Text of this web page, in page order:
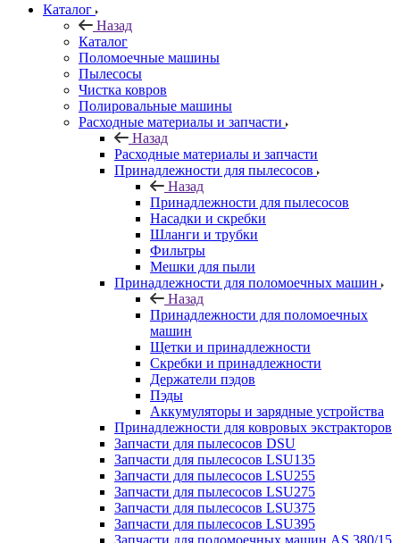
Каталог
Назад
Каталог
Поломоечные машины
Пылесосы
Чистка ковров
Полировальные машины
Расходные материалы и запчасти
Назад
Расходные материалы и запчасти
Принадлежности для пылесосов
Назад
Принадлежности для пылесосов
Насадки и скребки
Шланги и трубки
Фильтры
Мешки для пыли
Принадлежности для поломоечных машин
Назад
Принадлежности для поломоечных
машин
Щетки и принадлежности
Скребки и принадлежности
Держатели пэдов
Пэды
Аккумуляторы и зарядные устройства
Принадлежности для ковровых экстракторов
Запчасти для пылесосов DSU
Запчасти для пылесосов LSU135
Запчасти для пылесосов LSU255
Запчасти для пылесосов LSU275
Запчасти для пылесосов LSU375
Запчасти для пылесосов LSU395
Запчасти для поломоечных машин AS 380/15